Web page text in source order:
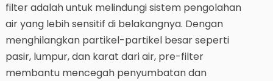
filter adalah untuk melindungi sistem pengolahan
air yang lebih sensitif di belakangnya. Dengan
menghilangkan partikel-partikel besar seperti
pasir, lumpur, dan karat dari air, pre-filter
membantu mencegah penyumbatan dan